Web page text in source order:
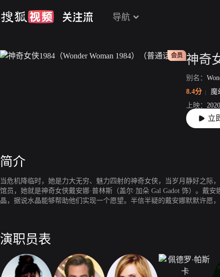
导航
会员
别名：
8.4分
魔
上映：
片长： 145
立
简介
当危机降临时，她是力大无穷、魅力四射的神奇女侠，当岁月静好之际
馆员，她就是神奇女侠戴安娜·普林斯（盖尔·加朵 Gal Gadot 饰）。戴
晶，据说水晶能够帮助他们实现一个愿望。半信半疑的戴安娜默默许愿
演职员表